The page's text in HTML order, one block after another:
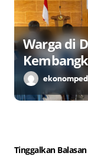
Warga di
Tinggalkan Balasan